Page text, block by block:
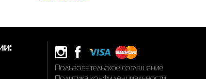
Пользовательское соглашение